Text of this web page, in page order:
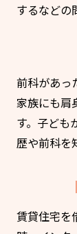
するなどの
前科があっ
家族にも肩
す。子ども
歴や前科を
賃貸住宅を